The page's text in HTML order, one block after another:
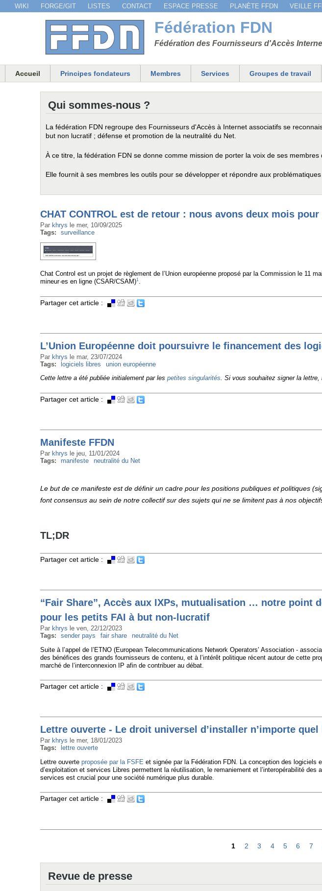
Jump
Fédération FDN
Fédération des Fournisseurs d'Accès
Menu secondaire
WIKI FORGE/GIT LISTES CONTACT ESPACE PRESSE PLANÈTE FFDN VEILLE
Menu principal
Accueil Principes fondateurs Membres Services Groupes de travail
Qui sommes-nous ?
La fédération FDN regroupe des Fournisseurs d'Accès à Internet associatifs se
but non lucratif ; défense et promotion de la neutralité du Net.
À ce titre, la fédération FDN se donne comme mission de porter la voix de ses
Elle fournit à ses membres les outils pour se développer et répondre aux
CHAT CONTROL est de retour : nous avons deux mois pour
Par khrys le mer, 10/09/2025
Tags:
surveillance
Chat Control est un projet de règlement de l’Union européenne proposé par la Commission le 11
mineur·es en ligne (CSAR/CSAM)1.
Partager cet article :
L’Union Européenne doit poursuivre le financement des
Par khrys le mar, 23/07/2024
Tags:
logiciels libres
union européenne
Cette lettre a été publiée initialement par les petites singularités. Si vous souhaitez signer la
Partager cet article :
Manifeste FFDN
Par khrys le jeu, 11/01/2024
Tags:
manifeste neutralité du Net
Le but de ce manifeste est de définir un cadre pour les positions publiques et politiques
font consensus au sein de notre collectif sur des sujets qui ne se limitent pas à nos
TL;DR
Partager cet article :
“Fair Share”, Accès aux IXPs, mutualisation … notre point
pour les petits FAI à but non-lucratif
Par khrys le ven, 22/12/2023
Tags:
sender pays fair share
neutralité du Net
Suite à l’appel de l’ETNO (European Telecommunications Network Operators’ Association -
des bénéfices des grands fournisseurs de contenu, et à l’intérêt politique récent autour de cette
marché de l’interconnexion IP afin de contribuer au débat.
Partager cet article :
Lettre ouverte - Le droit universel d’installer n’importe
Par khrys le mer, 18/01/2023
Tags:
lettre ouverte
Lettre ouverte proposée par la FSFE et signée par la Fédération FDN. La conception des logiciels
d’exploitation et services Libres permettent la réutilisation, le remaniement et l’interopérabilité
services est crucial pour une société numérique plus durable.
Partager cet article :
1 2 3 4 5 6 7
Revue de presse